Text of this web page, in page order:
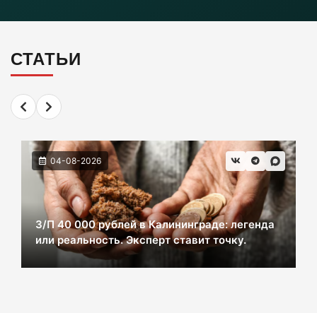
700 млн рублей
В Черняховске из реки достали тело
женщины. Следком проводит проверку.
06-08-2026
В центре Зеленоградска уже неделю
красуется фекальная лужа
СТАТЬИ
04-08-2026
З/П 40 000 рублей в Калининграде: легенда
или реальность. Эксперт ставит точку.